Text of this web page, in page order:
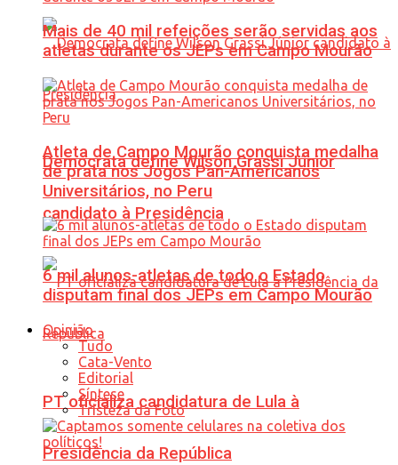
Democrata define Wilson Grassi Júnior
candidato à Presidência
PT oficializa candidatura de Lula à
Presidência da República
Mais de 40 mil refeições serão servidas aos
atletas durante os JEPs em Campo Mourão
Atleta de Campo Mourão conquista medalha
de prata nos Jogos Pan-Americanos
Universitários, no Peru
6 mil alunos-atletas de todo o Estado
disputam final dos JEPs em Campo Mourão
Opinião
Tudo
Cata-Vento
Editorial
Síntese
Tristeza da Foto